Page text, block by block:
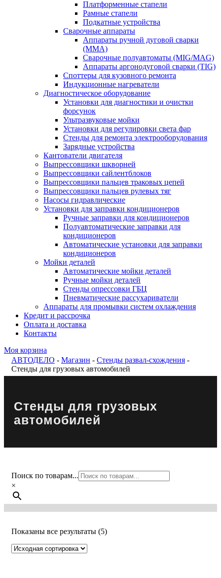
Платформенные стапели
Рамные стапели
Подкатные устройства
Сварочные аппараты
Аппараты ручной дуговой сварки
(MMA)
Сварочные полуавтоматы (MIG/MAG)
Аппараты аргонодуговой сварки (TIG)
Споттеры для кузовного ремонта
Индукционные нагреватели
Диагностическое оборудование
Установки для диагностики и очистки
форсунок
Ультразвуковые мойки
Установки для регулировки света фар
Стенды для ремонта электрооборудования
Зарядные устройства
Кантователи двигателя
Выпрессовщики шкворней
Выпрессовщики сайлентблоков
Выпрессовщики пальцев траковых цепей
Выпрессовщики пальцев рулевых тяг
Насосы гидравлические
Установки для заправки кондиционеров
Ручные заправки для кондиционеров
Полуавтоматические заправки для
кондиционеров
Автоматические установки для заправки
кондиционеров
Мойки деталей
Автоматические мойки деталей
Ручные мойки деталей
Стенды опрессовки ГБЦ
Пневматические рассухариватели
Аппараты для промывки систем охлаждения
Кредит и рассрочка
Оплата и доставка
Контакты
Моя корзина
АВТОДЕЛО - Магазин - Стенды развал-схождения -
Стенды для грузовых автомобилей
Стенды для грузовых
автомобилей
Поиск по товарам...
×
Показаны все результаты (5)